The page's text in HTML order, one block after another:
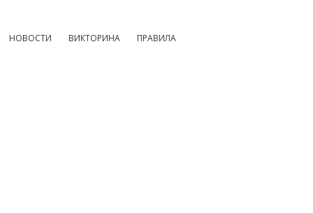
НОВОСТИ ВИКТОРИНА ПРАВИЛА